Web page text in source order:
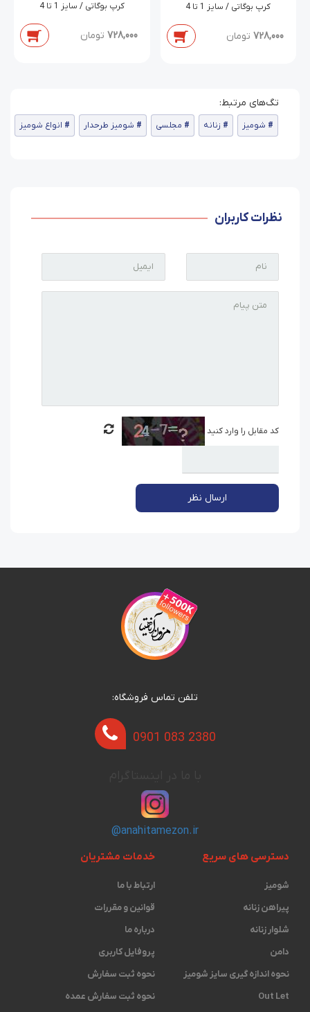
کرپ بوگاتی / سایز 1 تا 4
728,000 تومان
کرپ بوگاتی / سایز 1 تا 4
728,000 تومان
شومیز زنانه مجلسی شومیز طرحدار انواع شومیز
نظرات کاربران
کد مقابل را وارد کنید
ارسال نظر
تلفن تماس فروشگاه:
0901 083 2380
@anahitamezon.ir
دسترسی های سریع
شومیز
پیراهن زنانه
شلوار زنانه
دامن
نحوه اندازه گیری ‫سایز شومیز
Out Let
خدمات مشتریان
ارتباط با ما
قوانین و مقررات
درباره ما
پروفایل کاربری
نحوه ثبت سفارش
نحوه ثبت سفارش عمده